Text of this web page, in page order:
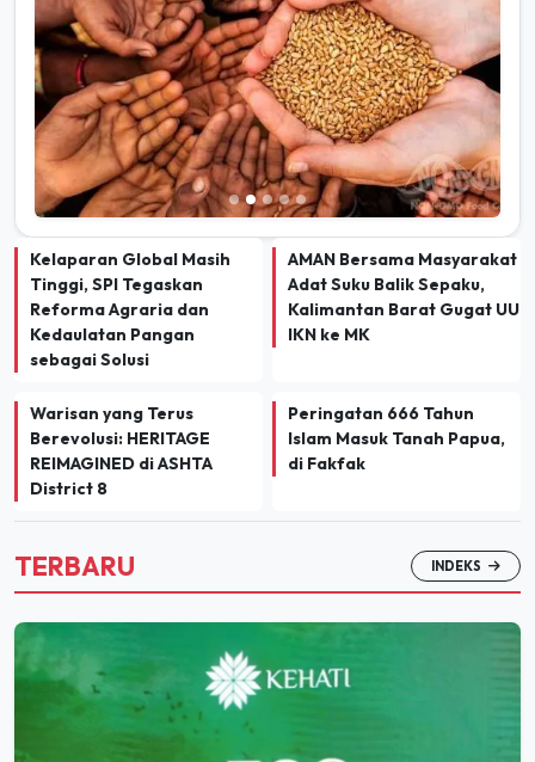
Kelaparan Global Masih
Tinggi, SPI Tegaskan
Reforma Agraria dan
Kedaulatan Pangan
sebagai Solusi
AMAN Bersama Masyarakat
Adat Suku Balik Sepaku,
Kalimantan Barat Gugat UU
IKN ke MK
Warisan yang Terus
REIMAGINED di ASHTA
District 8
di Fakfak
TERBARU INDEKS